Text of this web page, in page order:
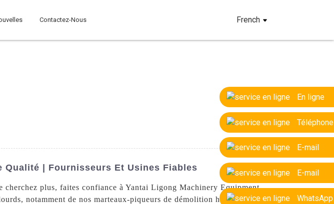
Contactez-Nous French
En ligne
Téléphone
E-mail
E-mail
WhatsApp
Qualité | Fournisseurs Et Usines Fiables
cherchez plus, faites confiance à Yantai Ligong Machinery Equipment
notamment de nos marteaux-piqueurs de démolition haut de